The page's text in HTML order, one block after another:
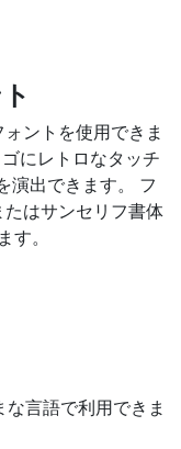
ントを使用できま
にレトロなタッチ
演出できます。 フ
はサンセリフ書体
す。
言語で利用できま